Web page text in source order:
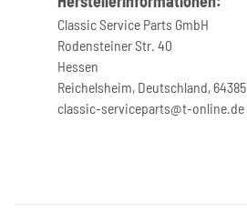
Classic Service Parts GmbH
Rodensteiner Str. 40
Hessen
Reichelsheim, Deutschland, 64385
classic-serviceparts@t-online.de